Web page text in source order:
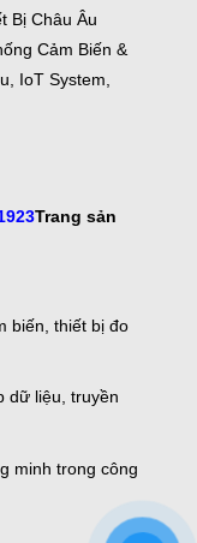
Bị Châu Âu
Cảm Biến &
IoT System,
Trang sản
biến, thiết bị đo
dữ liệu, truyền
minh trong công